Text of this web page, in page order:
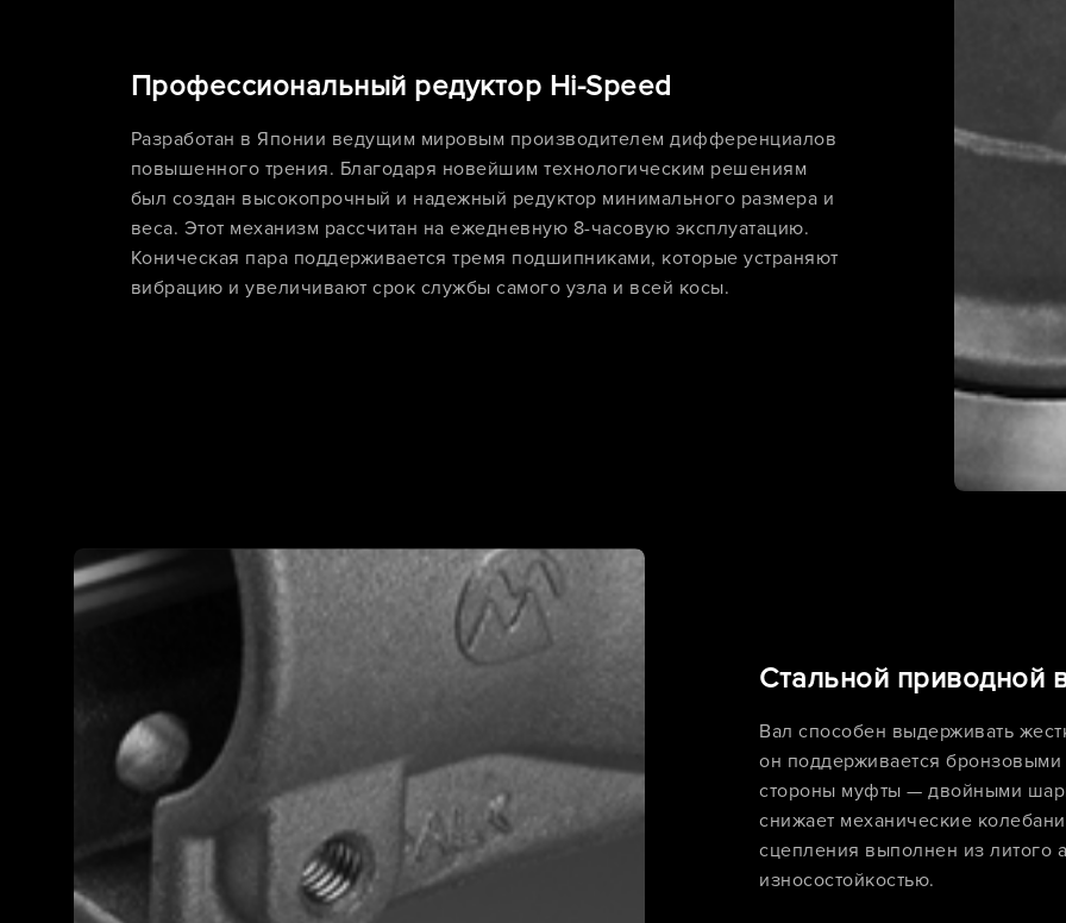
Профессиональный редуктор Hi-Speed
Разработан в Японии ведущим мировым производителем дифференциалов
повышенного трения. Благодаря новейшим технологическим решениям
был создан высокопрочный и надежный редуктор минимального размера и
веса. Этот механизм рассчитан на ежедневную 8-часовую эксплуатацию.
Коническая пара поддерживается тремя подшипниками, которые устраняют
вибрацию и увеличивают срок службы самого узла и всей косы.
Стальной приводной
Вал способен выдерживать
он поддерживается бронзовыми
стороны муфты — двойными
снижает механические
сцепления выполнен из
износостойкостью.